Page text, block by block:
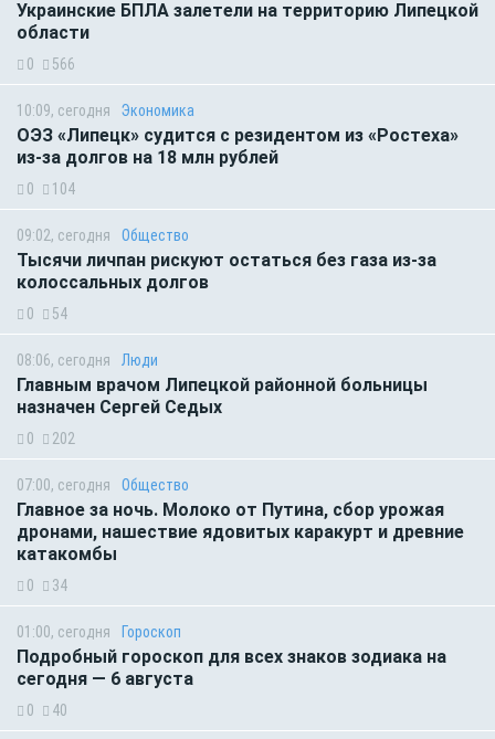
Украинские БПЛА залетели на территорию Липецкой
области
0 566
10:09, сегодня Экономика
ОЭЗ «Липецк» судится с резидентом из «Ростеха»
из-за долгов на 18 млн рублей
0 104
09:02, сегодня Общество
Тысячи личпан рискуют остаться без газа из-за
колоссальных долгов
0 54
08:06, сегодня Люди
Главным врачом Липецкой районной больницы
назначен Сергей Седых
0 202
07:00, сегодня Общество
Главное за ночь. Молоко от Путина, сбор урожая
дронами, нашествие ядовитых каракурт и древние
катакомбы
0 34
01:00, сегодня Гороскоп
Подробный гороскоп для всех знаков зодиака на
сегодня — 6 августа
0 40